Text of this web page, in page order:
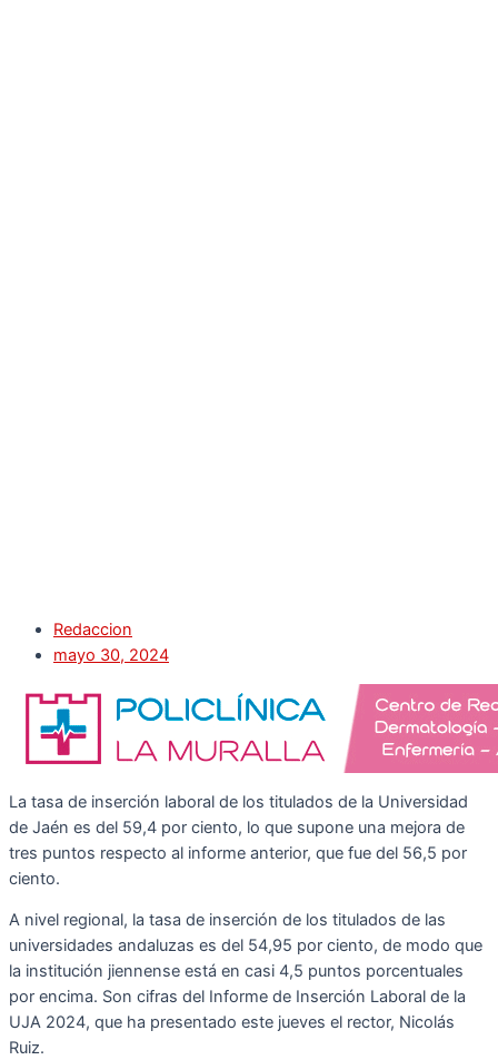
Redaccion
mayo 30, 2024
La tasa de inserción laboral de los titulados de la Universidad
de Jaén es del 59,4 por ciento, lo que supone una mejora de
tres puntos respecto al informe anterior, que fue del 56,5 por
ciento.
A nivel regional, la tasa de inserción de los titulados de las
universidades andaluzas es del 54,95 por ciento, de modo que
la institución jiennense está en casi 4,5 puntos porcentuales
por encima. Son cifras del Informe de Inserción Laboral de la
UJA 2024, que ha presentado este jueves el rector, Nicolás
Ruiz.